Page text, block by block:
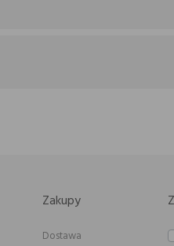
Zakupy
Dostawa